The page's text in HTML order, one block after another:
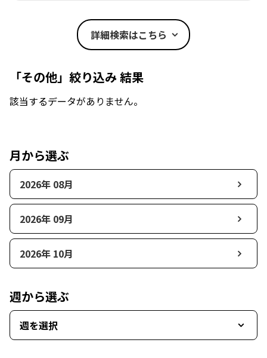
詳細検索はこちら
「その他」絞り込み 結果
該当するデータがありません。
月から選ぶ
2026年 08月
2026年 09月
2026年 10月
週から選ぶ
週を選択